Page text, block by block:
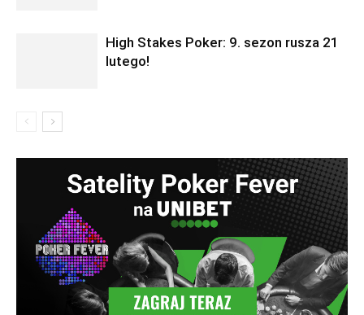
High Stakes Poker: 9. sezon rusza 21
lutego!